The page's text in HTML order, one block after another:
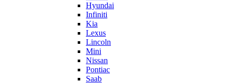
Hyundai
Infiniti
Kia
Lexus
Lincoln
Mini
Nissan
Pontiac
Saab